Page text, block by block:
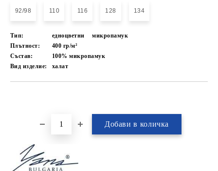
92/98 110 116 128 134
Тип: едноцветни
микропамук
Плътност:
400 гр/м²
Състав:
100% микропамук
Вид изделие:
халат